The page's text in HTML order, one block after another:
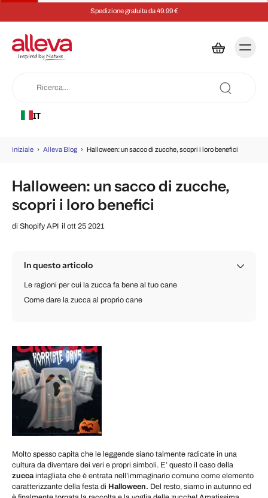
Spedizione gratuita da 49.99 €
IT
Iniziale › Alleva Blog › Halloween: un sacco di zucche, scopri i loro benefici
Halloween: un sacco di zucche,
scopri i loro benefici
di Shopify API il ott 25 2021
In questo articolo
Le ragioni per cui la zucca fa bene al tuo cane
Come dare la zucca al proprio cane
Molto spesso capita che le leggende siano talmente radicate in una
cultura da diventare dei veri e propri simboli. E’ questo il caso della
zucca intagliata che è entrata nell’immaginario comune come elemento
caratterizzante della festa di Halloween. Del resto, siamo in autunno ed